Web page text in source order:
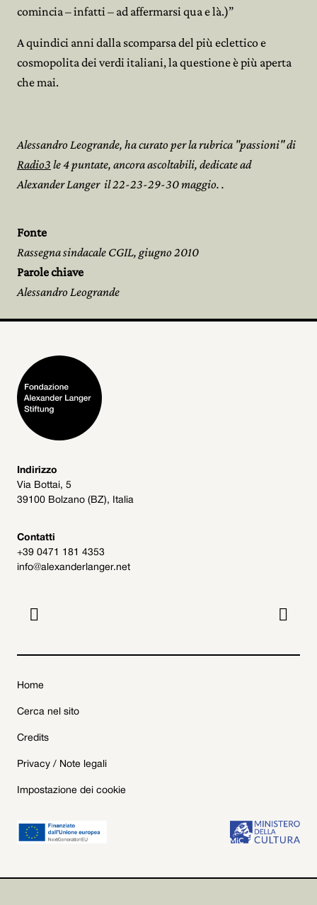
comincia – infatti – ad affermarsi qua e là.)”
A quindici anni dalla scomparsa del più eclettico e
cosmopolita dei verdi italiani, la questione è più aperta
che mai.
Alessandro Leogrande, ha curato per la rubrica "passioni" di
Radio3 le 4 puntate, ancora ascoltabili, dedicate ad
Alexander Langer il 22-23-29-30 maggio. .
Fonte
Rassegna sindacale CGIL, giugno 2010
Parole chiave
Alessandro Leogrande
Indirizzo
Via Bottai, 5
39100 Bolzano (BZ), Italia
Contatti
+39 0471 181 4353
info@alexanderlanger.net
 
Home
Cerca nel sito
Credits
Privacy / Note legali
Impostazione dei cookie